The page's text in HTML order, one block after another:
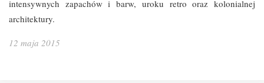
intensywnych zapachów i barw, uroku retro oraz kolonialnej
architektury.
12 maja 2015